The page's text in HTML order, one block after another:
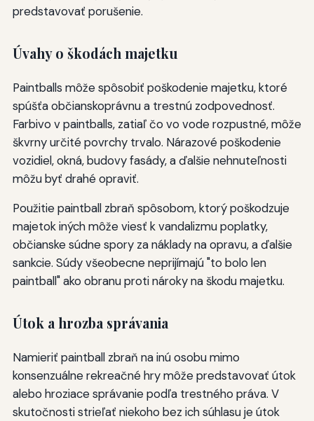
predstavovať porušenie.
Úvahy o škodách majetku
Paintballs môže spôsobiť poškodenie majetku, ktoré
spúšťa občianskoprávnu a trestnú zodpovednosť.
Farbivo v paintballs, zatiaľ čo vo vode rozpustné, môže
škvrny určité povrchy trvalo. Nárazové poškodenie
vozidiel, okná, budovy fasády, a ďalšie nehnuteľnosti
môžu byť drahé opraviť.
Použitie paintball zbraň spôsobom, ktorý poškodzuje
majetok iných môže viesť k vandalizmu poplatky,
občianske súdne spory za náklady na opravu, a ďalšie
sankcie. Súdy všeobecne neprijímajú "to bolo len
paintball" ako obranu proti nároky na škodu majetku.
Útok a hrozba správania
Namieriť paintball zbraň na inú osobu mimo
konsenzuálne rekreačné hry môže predstavovať útok
alebo hroziace správanie podľa trestného práva. V
skutočnosti strieľať niekoho bez ich súhlasu je útok